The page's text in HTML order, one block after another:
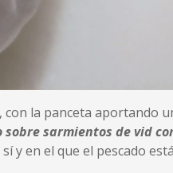
con la panceta aportando
sarmientos de vid
y en el que el pescado